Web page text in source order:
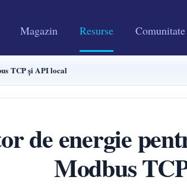
Magazin Resurse Comunitate
TCP și API local
de energie
Modbus